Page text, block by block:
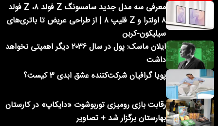
معرفی سه مدل جدید سامسونگ Z فولد ۸، Z فولد
۸ اولترا و Z فلیپ ۸ | از طراحی عریض تا باتری‌های
سیلیکون-کربن
ایلان ماسک: پول در سال ۲۰۳۶ دیگر اهمیتی نخواهد
داشت
پویا گرافیان شرکت‌کننده عشق ابدی ۳ کیست؟
رقابت بازی رومیزی توربوشوت «دایکاپ» در کارستان
بهارستان برگزار شد + تصاویر